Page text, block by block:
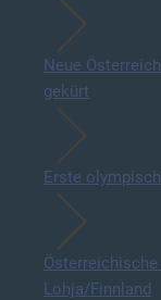
Neue
gekürt
Erste
Lohja/Finnland